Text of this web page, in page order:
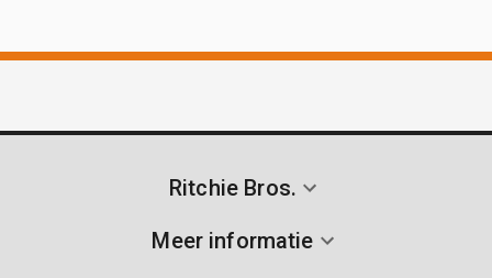
Ritchie Bros.
Meer informatie